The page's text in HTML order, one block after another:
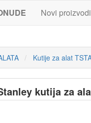
Novi proizvodi
Kutije za alat
kutija za